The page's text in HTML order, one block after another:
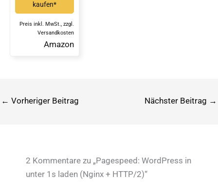
kaufen*
Preis inkl. MwSt., zzgl.
Versandkosten
Amazon
← Vorheriger Beitrag Nächster Beitrag →
2 Kommentare zu „Pagespeed: WordPress in
unter 1s laden (Nginx + HTTP/2)“